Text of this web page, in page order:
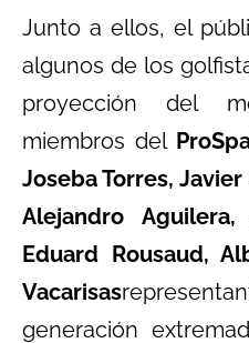
Junto a ellos, el
algunos de los
proyección del
miembros del
Joseba Torres,
Alejandro
Eduard Rousaud,
Vacarisas
generación